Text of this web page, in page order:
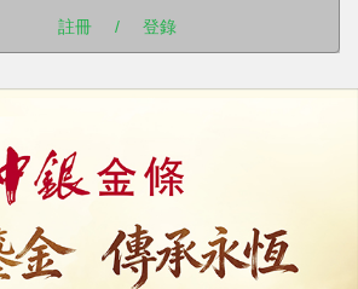
註冊 / 登錄
律樣本含李斯特菌已勒令停售